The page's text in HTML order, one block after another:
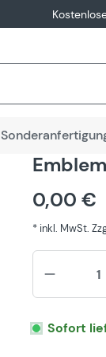
0,00 €
* inkl. MwSt.
Sofort